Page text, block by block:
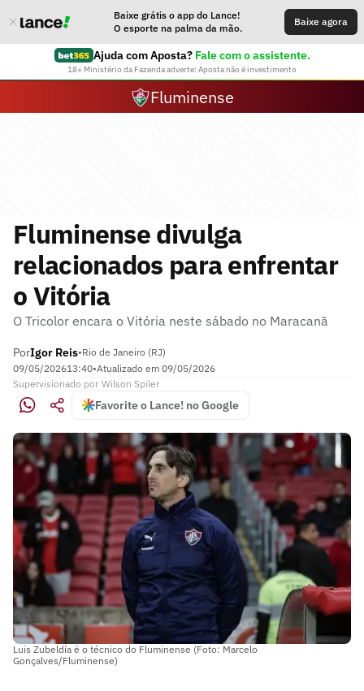
Baixe grátis o app do Lance!
O esporte na palma da mão.
Baixe agora
Ajuda com Aposta? Fale com o assistente.
18+ Ministério da Fazenda adverte: Aposta não é investimento
Fluminense
Fluminense divulga
relacionados para enfrentar
o Vitória
O Tricolor encara o Vitória neste sábado no Maracanã
PorIgor Reis•Rio de Janeiro (RJ)
09/05/202613:40•Atualizado em 09/05/2026
Supervisionado por Wilson Spiler
Favorite o Lance! no Google
Luis Zubeldía é o técnico do Fluminense (Foto: Marcelo
Gonçalves/Fluminense)